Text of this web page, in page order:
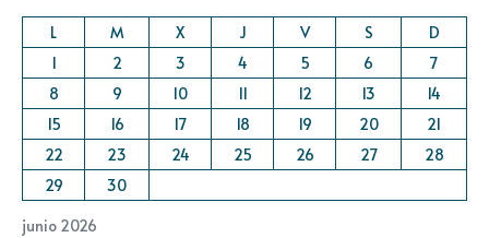
junio 2026
L M X J V S
D
1
2 3 4 5 6
7
8
9 10 11 12 13
14
15
16 17 18 19 20
21
22
23 24 25 26 27
28
29
30